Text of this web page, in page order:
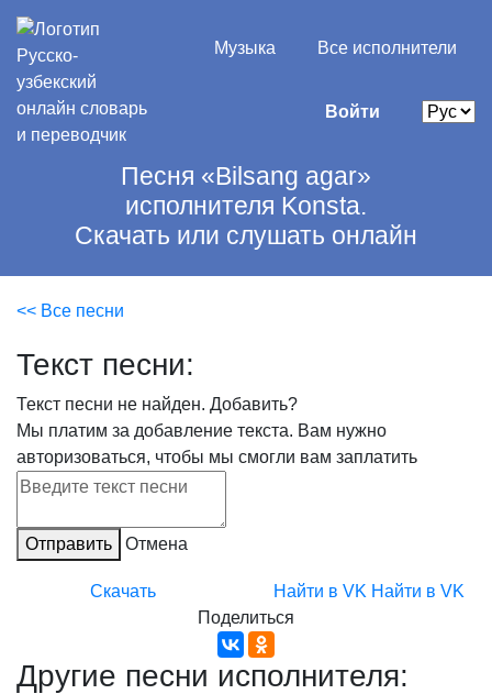
Музыка Все исполнители
Войти
Песня «Bilsang agar»
исполнителя Konsta.
Скачать или слушать онлайн
<< Все песни
Текст песни:
Текст песни не найден. Добавить?
Мы платим за добавление текста. Вам нужно
авторизоваться, чтобы мы смогли вам заплатить
Отправить Отмена
Скачать Найти в VK Найти в VK
Поделиться
Другие песни исполнителя: